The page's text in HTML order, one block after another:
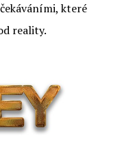
které
reality.